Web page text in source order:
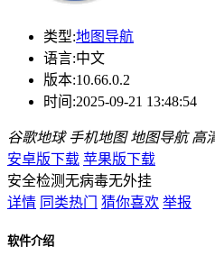
类型:地图导航
语言:中文
版本:10.66.0.2
时间:2025-09-21 13:48:54
谷歌地球 手机地图 地图导航 高
安卓版下载 苹果版下载
安全检测无病毒无外挂
详情 同类热门 猜你喜欢 举报
软件介绍